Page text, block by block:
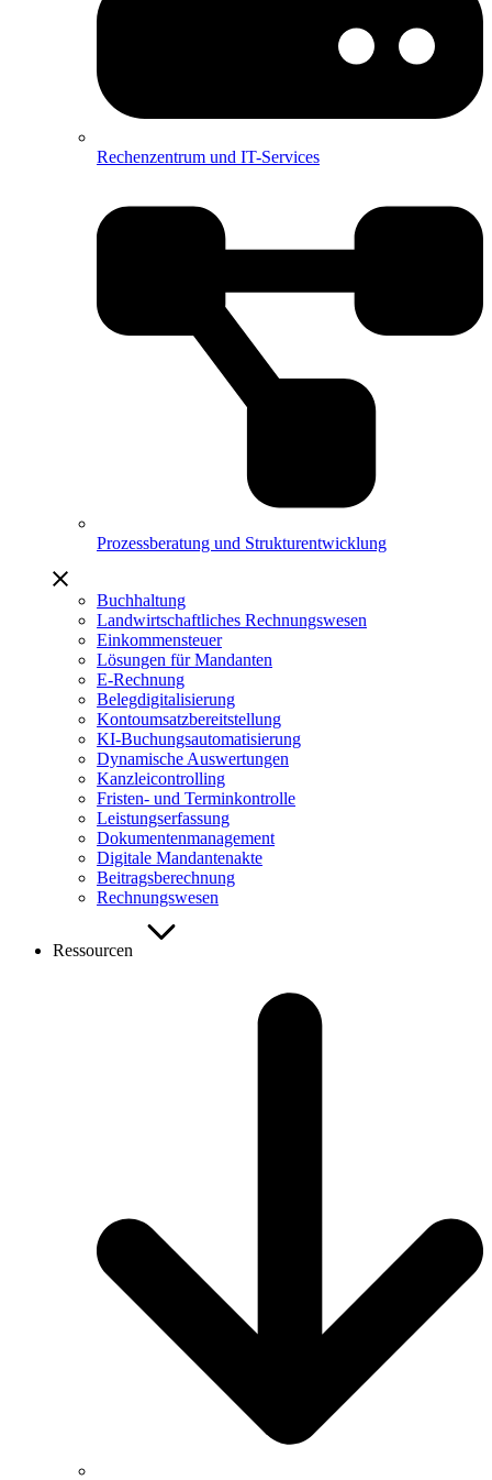
Rechenzentrum und IT-Services
Prozessberatung und Strukturentwicklung
Buchhaltung
Landwirtschaftliches Rechnungswesen
Einkommensteuer
Lösungen für Mandanten
E-Rechnung
Belegdigitalisierung
Kontoumsatzbereitstellung
KI-Buchungsautomatisierung
Dynamische Auswertungen
Kanzleicontrolling
Fristen- und Terminkontrolle
Leistungserfassung
Dokumentenmanagement
Digitale Mandantenakte
Beitragsberechnung
Rechnungswesen
Ressourcen